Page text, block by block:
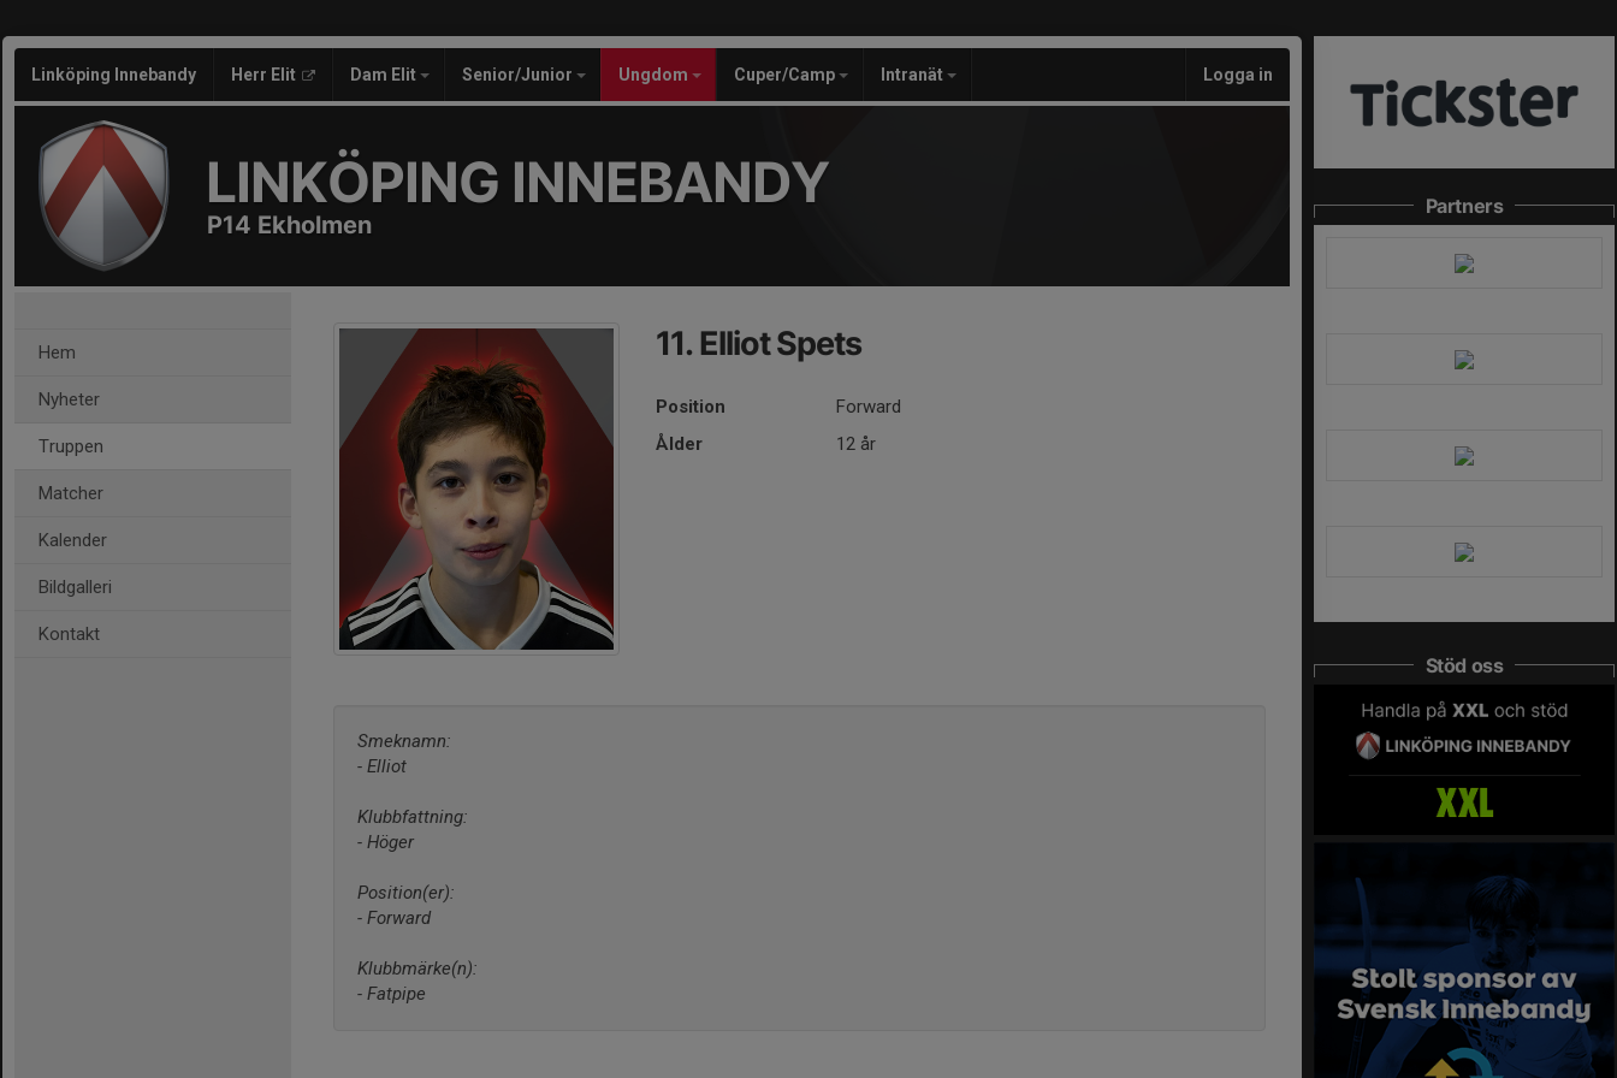
Linköping Innebandy Herr Elit Dam Elit Senior/Junior Ungdom Cuper/Camp Intranät Logga in
LINKÖPING INNEBANDY
P14 Ekholmen
Hem
Nyheter
Truppen
Matcher
Kalender
Bildgalleri
Kontakt
11. Elliot Spets
Position
Forward
Ålder
12 år
Smeknamn:
- Elliot
Klubbfattning:
- Höger
Position(er):
- Forward
Klubbmärke(n):
- Fatpipe
Partners
Stöd oss